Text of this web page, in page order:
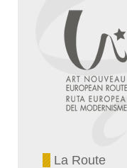
La Route